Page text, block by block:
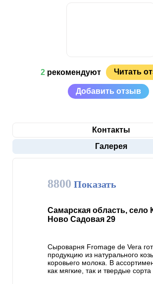
2рекомендуют Читать
Добавить отзыв
Контакты
Галерея
8800 Показать
Самарская область, село
Ново Садовая 29
Сыроварня Fromage de Vera
продукцию из натурального
коровьего молока. В
как мягкие, так и твердые сорта